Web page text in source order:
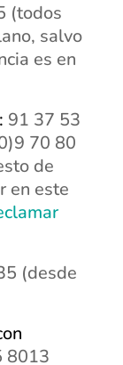
(todos
salvo
es en
91 37 53
70 80
de
en este
(desde
8013